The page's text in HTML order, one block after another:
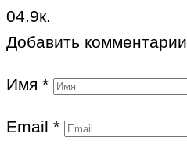
04.9к.
Добавить комментарии
Имя *
Email *